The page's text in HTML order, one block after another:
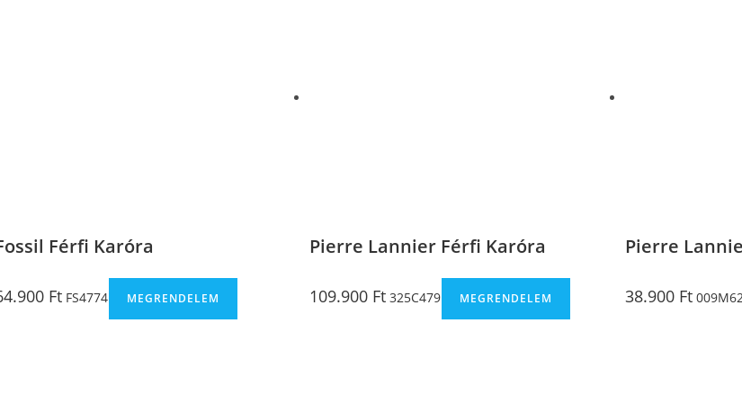
Férfi Karóra
FtFS4774 MEGRENDELEM
Pierre Lannier Férfi Karóra
109.900 Ft 325C479 MEGRENDELEM
Pierre
38.900 Ft